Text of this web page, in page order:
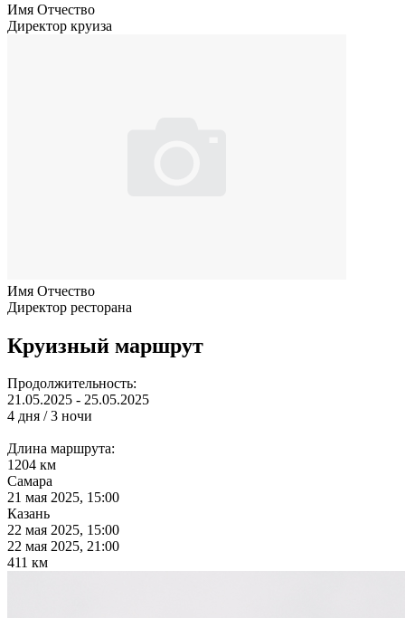
Имя Отчество
Директор круиза
Имя Отчество
Директор ресторана
Круизный маршрут
Продолжительность:
21.05.2025 - 25.05.2025
4 дня / 3 ночи
Длина маршрута:
1204 км
Самара
21 мая 2025, 15:00
Казань
22 мая 2025, 15:00
22 мая 2025, 21:00
411 км